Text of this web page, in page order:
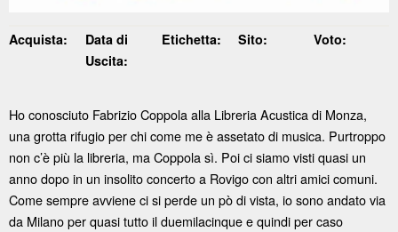
Acquista:
Data di
Uscita:
Etichetta: Sito: Voto:
Ho conosciuto Fabrizio Coppola alla Libreria Acustica di Monza,
una grotta rifugio per chi come me è assetato di musica. Purtroppo
non c’è più la libreria, ma Coppola sì. Poi ci siamo visti quasi un
anno dopo in un insolito concerto a Rovigo con altri amici comuni.
Come sempre avviene ci si perde un pò di vista, io sono andato via
da Milano per quasi tutto il duemilacinque e quindi per caso